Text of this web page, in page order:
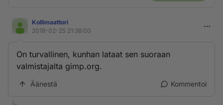
Kollimaattori
2018-02-25 21:38:00
On turvallinen, kunhan lataat sen suoraan
valmistajalta gimp.org.
Äänestä Kommentoi